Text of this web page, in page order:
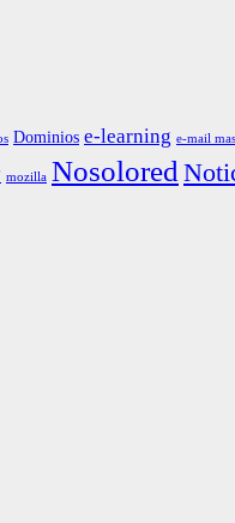
Dominios e-learning e-mail
mozilla Nosolored